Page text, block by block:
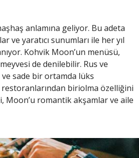
anlamına geliyor. Bu adeta
ve yaratıcı sunumları ile her yıl
Kohvik Moon’un menüsü,
de denilebilir. Rus ve
sade bir ortamda lüks
biriolma özelliğini
Moon’u romantik akşamlar ve aile